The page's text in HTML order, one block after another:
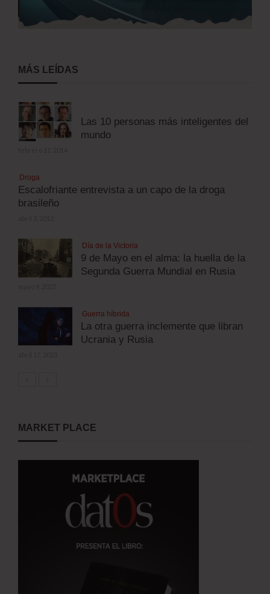
MÁS LEÍDAS
Las 10 personas más inteligentes del
mundo
Droga
Escalofriante entrevista a un capo de la droga
brasileño
Día de la Victoria
9 de Mayo en el alma: la huella de la
Segunda Guerra Mundial en Rusia
Guerra híbrida
La otra guerra inclemente que libran
Ucrania y Rusia
MARKET PLACE